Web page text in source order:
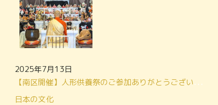
2025年7月13日
【南区開催】人形供養祭のご参加ありがとうございました！
日本の文化